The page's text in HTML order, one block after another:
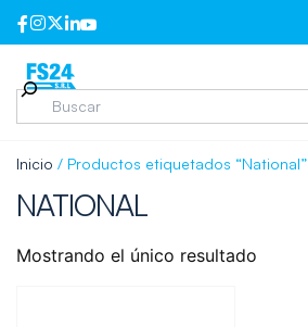
Inicio / Productos etiquetados “National”
NATIONAL
Mostrando el único resultado